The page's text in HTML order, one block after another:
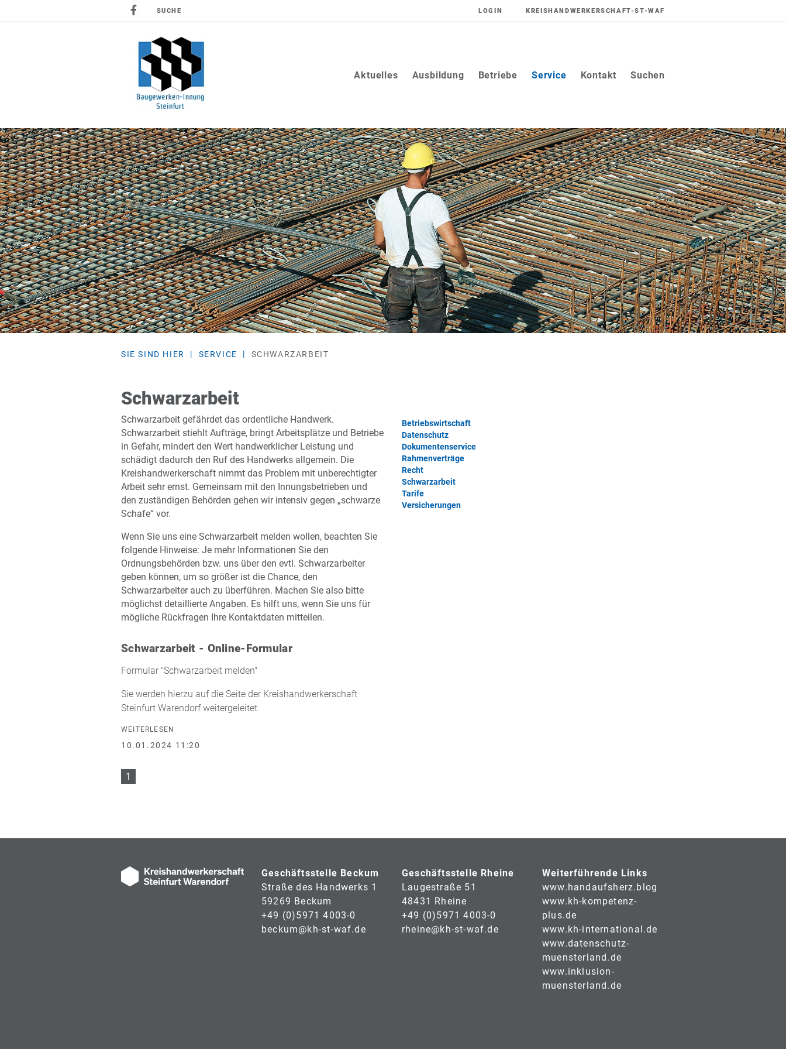
SUCHE LOGIN KREISHANDWERKERSCHAFT-ST-WAF
Aktuelles Ausbildung Betriebe Service Kontakt Suchen
SIE SIND HIER SERVICE SCHWARZARBEIT
Schwarzarbeit
Schwarzarbeit gefährdet das ordentliche Handwerk.
Schwarzarbeit stiehlt Aufträge, bringt Arbeitsplätze und Betriebe
in Gefahr, mindert den Wert handwerklicher Leistung und
schädigt dadurch den Ruf des Handwerks allgemein. Die
Kreishandwerkerschaft nimmt das Problem mit unberechtigter
Arbeit sehr ernst. Gemeinsam mit den Innungsbetrieben und
den zuständigen Behörden gehen wir intensiv gegen „schwarze
Schafe“ vor.
Wenn Sie uns eine Schwarzarbeit melden wollen, beachten Sie
folgende Hinweise: Je mehr Informationen Sie den
Ordnungsbehörden bzw. uns über den evtl. Schwarzarbeiter
geben können, um so größer ist die Chance, den
Schwarzarbeiter auch zu überführen. Machen Sie also bitte
möglichst detaillierte Angaben. Es hilft uns, wenn Sie uns für
mögliche Rückfragen Ihre Kontaktdaten mitteilen.
Schwarzarbeit - Online-Formular
Formular "Schwarzarbeit melden"
Sie werden hierzu auf die Seite der Kreishandwerkerschaft
Steinfurt Warendorf weitergeleitet.
WEITERLESEN
10.01.2024 11:20
1
Betriebswirtschaft
Datenschutz
Dokumentenservice
Rahmenverträge
Recht
Schwarzarbeit
Tarife
Versicherungen
Geschäftsstelle Beckum
Straße des Handwerks 1
59269 Beckum
+49 (0)5971 4003-0
beckum@kh-st-waf.de
Geschäftsstelle Rheine
Laugestraße 51
48431 Rheine
+49 (0)5971 4003-0
rheine@kh-st-waf.de
Weiterführende Links
www.handaufsherz.blog
www.kh-kompetenz-
plus.de
www.kh-international.de
www.datenschutz-
muensterland.de
www.inklusion-
muensterland.de